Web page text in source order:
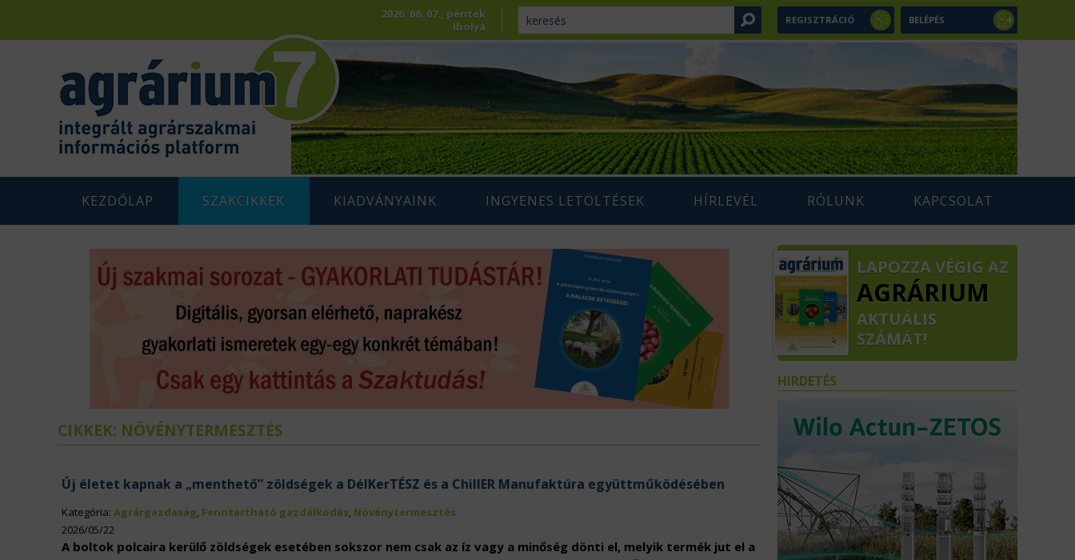
REGISZTRÁCIÓ BELÉPÉS
2026. 08. 07., péntek
Ibolya
KEZDŐLAP SZAKCIKKEK
AGRÁRENERGETIKA
AGRÁRGAZDASÁG
GÉPESÍTÉS
AGRÁRTÁMOGATÁSOK KAMARA
ÁLLATTENYÉSZTÉS NÖVÉNYTERMESZTÉS
ÉLELMISZERIPAR NÖVÉNYVÉDELEM
EURÓPAI UNIÓ VIDÉKFEJLESZTÉS
KIADVÁNYAINK
AGRÁRIUM SZAKLAP
AGRÁR SZAKKÖNYVEK
INGYENES LETÖLTÉSEK
AGRÁRIUM MAGAZIN ARCHÍVUM
SZAKMAI TANULMÁNYOK
HÍRLEVÉL RÓLUNK KAPCSOLAT
CIKKEK: NÖVÉNYTERMESZTÉS
Új életet kapnak a „menthető” zöldségek a DélKerTÉSZ és a ChillER Manufaktúra együttműködésében
Kategória: Agrárgazdaság, Fenntartható gazdálkodás, Növénytermesztés
2026/05/22
A boltok polcaira kerülő zöldségek esetében sokszor nem csak az íz vagy a minőség dönti el, melyik termék jut el a
LAPOZZA VÉGIG AZ
AGRÁRIUM
AKTUÁLIS
SZÁMÁT!
HIRDETÉS